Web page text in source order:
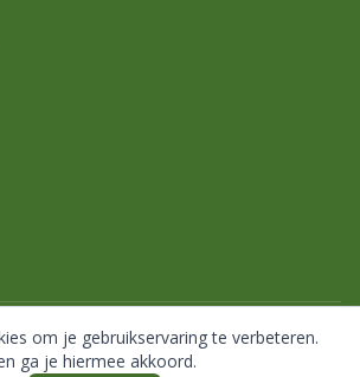
Alle rechten voorbehouden.
om je gebruikservaring te verbeteren.
ga je hiermee akkoord.